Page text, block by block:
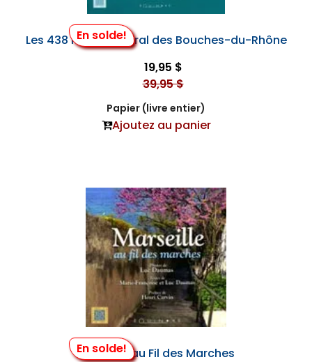
En solde!
Les 438 Km du Littoral des Bouches-du-Rhône
19,95 $
39,95 $
Papier (livre entier)
Ajoutez au panier
En solde!
Marseille au Fil des Marches